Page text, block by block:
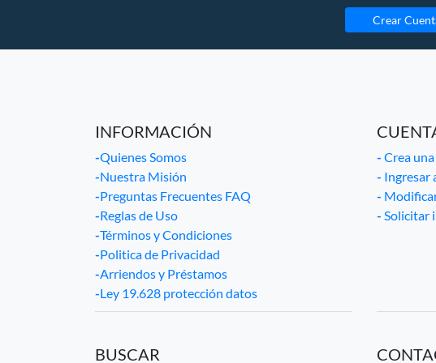
Crear
INFORMACIÓN
-Quienes Somos
-Nuestra Misión
-Preguntas Frecuentes FAQ
-Reglas de Uso
-Términos y Condiciones
-Politica de Privacidad
-Arriendos y Préstamos
-Ley 19.628 protección datos
- Crea
- Ingresar
-
- Solicitar
BUSCAR